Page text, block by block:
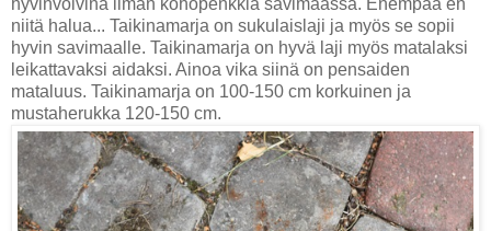
niitä halua... Taikinamarja on sukulaislaji ja myös se sopii
hyvin savimaalle. Taikinamarja on hyvä laji myös matalaksi
leikattavaksi aidaksi. Ainoa vika siinä on pensaiden
mataluus. Taikinamarja on 100-150 cm korkuinen ja
mustaherukka 120-150 cm.